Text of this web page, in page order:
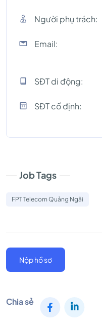
Người phụ trách:
Email:
SĐT di động:
SĐT cố định:
Job Tags
FPT Telecom Quảng Ngãi
Nộp hồ sơ
Chia sẻ